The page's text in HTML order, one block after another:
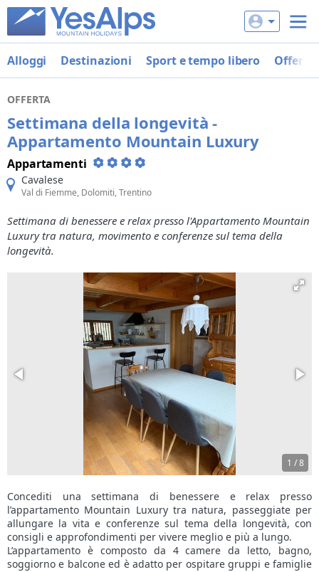
Alloggi Destinazioni Sport e tempo libero Offerte
OFFERTA
Settimana della longevità -
Appartamento Mountain Luxury
Appartamenti
Cavalese
Val di Fiemme, Dolomiti, Trentino
Settimana di benessere e relax presso l'Appartamento Mountain
Luxury tra natura, movimento e conferenze sul tema della
longevità.
1 /8
Concediti una settimana di benessere e relax presso
l’appartamento Mountain Luxury tra natura, passeggiate per
allungare la vita e conferenze sul tema della longevità, con
consigli e approfondimenti per vivere meglio e più a lungo.
L’appartamento è composto da 4 camere da letto, bagno,
soggiorno e balcone ed è adatto per ospitare gruppi e famiglie